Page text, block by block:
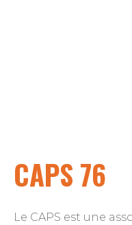
CAPS 76
Le CAPS est une